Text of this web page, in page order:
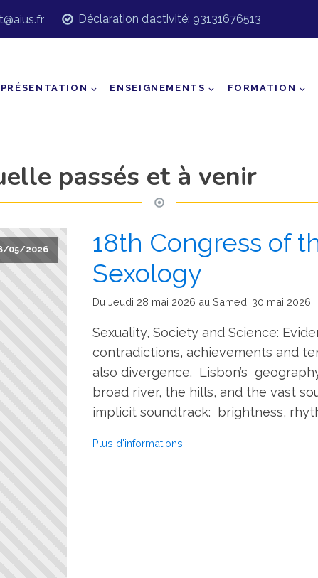
Déclaration d’activité: 93131676513
PRÉSENTATION ENSEIGNEMENTS FORMATION
passés et à venir
05/2026
18th Congress of
Sexology
Du Jeudi 28 mai 2026 au Samedi 30 mai 2026
Sexuality, Society and Science:
contradictions, achievements and
also divergence. Lisbon’s
broad river, the hills, and the vast
implicit soundtrack: brightness,
Plus d'informations